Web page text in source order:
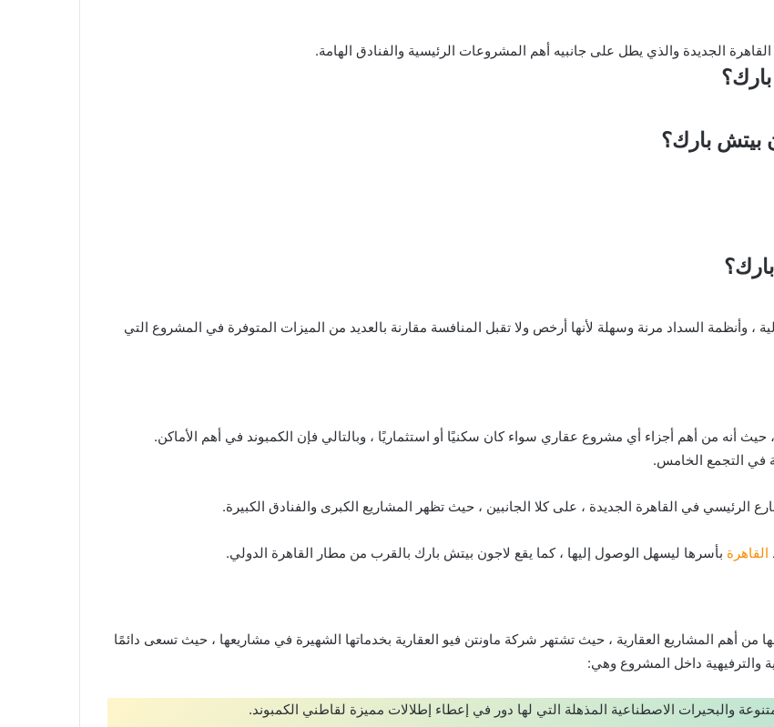
الجديدة والذي يطل على جانبيه أهم المشروعات الرئيسية والفنادق الهامة.
بيتش بارك؟
، وأنظمة السداد مرنة وسهلة لأنها أرخص ولا تقبل المنافسة مقارنة بالعديد من الميزات المتوفرة في المشروع التي
أنه من أهم أجزاء أي مشروع عقاري سواء كان سكنيًا أو استثماريًا ، وبالتالي فإن الكمبوند في أهم الأماكن.
في التجمع الخامس.
في القاهرة الجديدة ، على كلا الجانبين ، حيث تظهر المشاريع الكبرى والفنادق الكبيرة.
القاهرة بأسرها ليسهل الوصول إليها ، كما يقع لاجون بيتش بارك بالقرب من مطار القاهرة الدولي.
من أهم المشاريع العقارية ، حيث تشتهر شركة ماونتن فيو العقارية بخدماتها الشهيرة في مشاريعها ، حيث تسعى دائمًا
والترفيهية داخل المشروع وهي:
والبحيرات الاصطناعية المذهلة التي لها دور في إعطاء إطلالات مميزة لقاطني الكمبوند.